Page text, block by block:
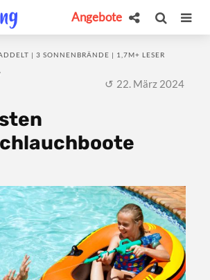
Angebote
| 3 SONNENBRÄNDE | 1,7M+ LESER
22. März 2024